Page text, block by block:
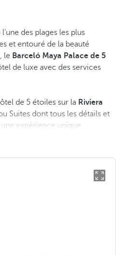
des plages les plus
et entouré de la beauté
le Barceló Maya Palace de 5
de luxe avec des services
de 5 étoiles sur la Riviera
Suites dont tous les détails et
expérience unique.